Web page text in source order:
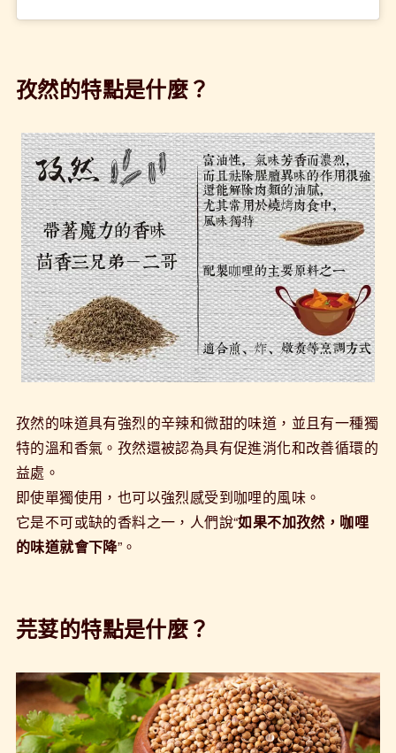
孜然的特點是什麼？
孜然的味道具有強烈的辛辣和微甜的味道，並且有一種獨
特的溫和香氣。孜然還被認為具有促進消化和改善循環的
益處。
即使單獨使用，也可以強烈感受到咖哩的風味。
它是不可或缺的香料之一，人們說“如果不加孜然，咖哩
的味道就會下降”。
芫荽的特點是什麼？